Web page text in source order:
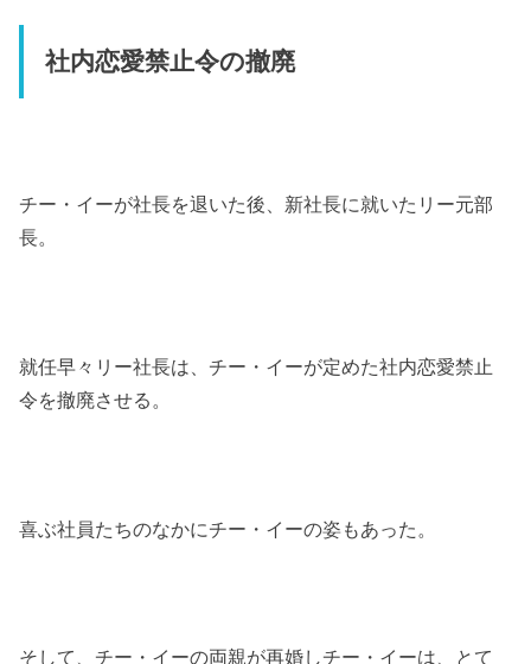
社内恋愛禁止令の撤廃
チー・イーが社長を退いた後、新社長に就いたリー元部
長。
就任早々リー社長は、チー・イーが定めた社内恋愛禁止
令を撤廃させる。
喜ぶ社員たちのなかにチー・イーの姿もあった。
そして、チー・イーの両親が再婚しチー・イーは、とて